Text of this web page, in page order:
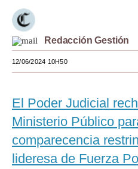
Estilos
Mundo
EEUU
México
España
Internacional
Redacción Gestión
12/06/2024 10H50
El Poder Judicial
Ministerio Público
comparecencia
lideresa de Fuerza